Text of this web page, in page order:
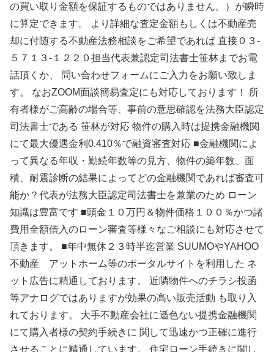
の買い取り金額を保証するものではありません。）が瞬時
に算定できます。 より詳細な査定金額もしくは不動産売
却に付随する不動産法務相談をご希望であれば 直接０３-
５７１３-１２２０担当代表兼認定司法書士笹林までお電
話頂くか、 問い合わせフォームにご入力をお願い致しま
す。 なおZOOM面談簡易査定にも対応しております！ 所
有者様がご高齢の場合等、事前の意思確認を法務大臣認定
司法書士である 笹林が対応 物件の購入時は提携金融機関
にて最大優遇金利0.410％で融資審査対応 ■金融機関によ
って異なる年収・勤続年数等の見方、物件の築年数、面
積、耐震診断の結果によってどの金融機関であれば審査可
能か？代表が法務大臣認定司法書士を兼業のため ローン
知識は豊富です ■頭金１０万円＆物件価格１００％かつ諸
費用全額借入のローン審査等様々なご相談にも対応させて
頂きます。 ■年中無休２３時半迄営業 SUUMOやYAHOO
不動産 アットホーム等のポータルサイトを利用した ネ
ット広告に精通しております。 近隣物件へのチラシ投函
等アナログではありますが効果の高い販売活動 も取り入
れております。 大手不動産会社に遜色ない提携金融機関
にて購入者様の契約手続きに 関して迅速かつ正確に進行
させることに精通しています。 住宅ローン手続きに関し